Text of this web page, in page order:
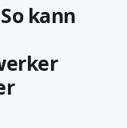
kann